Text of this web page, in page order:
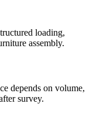
loading,
assembly.
depends on volume,
survey.